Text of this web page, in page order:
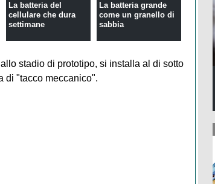
La batteria del
cellulare che dura
settimane
La batteria grande
come un granello di
sabbia
stadio di prototipo, si installa al di sotto
di "tacco meccanico".